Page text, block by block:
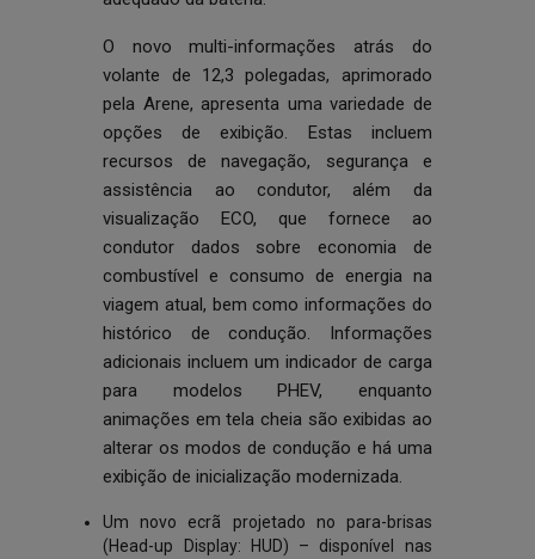
O novo multi-informações atrás do
volante de 12,3 polegadas, aprimorado
pela Arene, apresenta uma variedade de
opções de exibição. Estas incluem
recursos de navegação, segurança e
assistência ao condutor, além da
visualização ECO, que fornece ao
condutor dados sobre economia de
combustível e consumo de energia na
viagem atual, bem como informações do
histórico de condução. Informações
adicionais incluem um indicador de carga
para modelos PHEV, enquanto
animações em tela cheia são exibidas ao
alterar os modos de condução e há uma
exibição de inicialização modernizada.
Um novo ecrã projetado no para-brisas
(Head-up Display: HUD) – disponível nas